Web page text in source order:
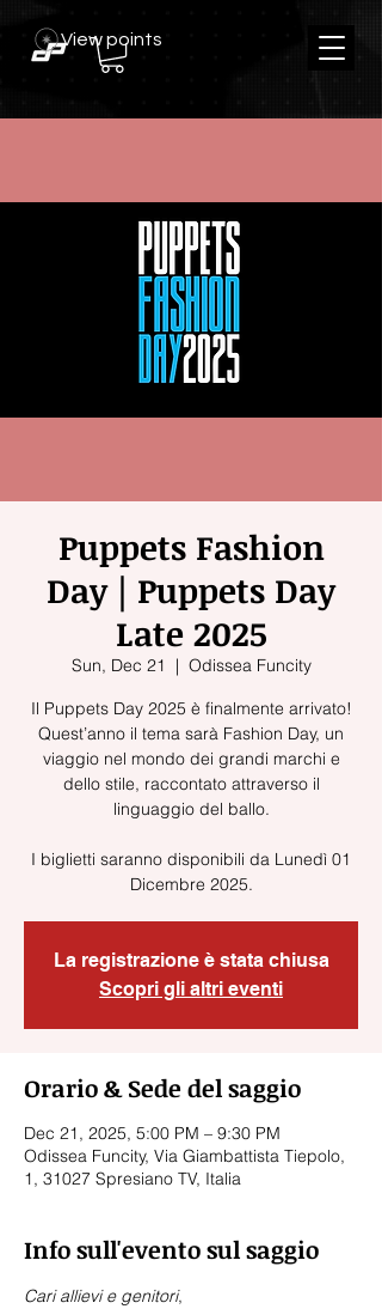
View points
Puppets Fashion
Day | Puppets Day
Late 2025
Sun, Dec 21
  |
Odissea Funcity
Il Puppets Day 2025 è finalmente arrivato!
Quest’anno il tema sarà Fashion Day, un
viaggio nel mondo dei grandi marchi e
dello stile, raccontato attraverso il
linguaggio del ballo.
I biglietti saranno disponibili da Lunedì 01
Dicembre 2025.
La registrazione è stata chiusa
Scopri gli altri eventi
Orario & Sede del saggio
Dec 21, 2025, 5:00 PM – 9:30 PM
Odissea Funcity, Via Giambattista Tiepolo,
1, 31027 Spresiano TV, Italia
Info sull'evento sul saggio
Cari allievi e genitori,